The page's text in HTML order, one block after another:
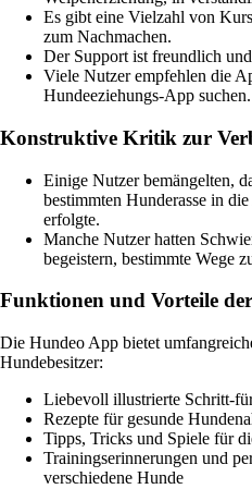
Es gibt eine Vielzahl von
zum Nachmachen.
Der Support ist freundlich
Viele Nutzer empfehlen die
Hundeeziehungs-App suchen.
Konstruktive Kritik zur
Einige Nutzer bemängelten,
bestimmten Hunderasse in
erfolgte.
Manche Nutzer hatten
begeistern, bestimmte Wege
Funktionen und Vorteile
Die Hundeo App bietet
Hundebesitzer:
Liebevoll illustrierte Schritt-
Rezepte für gesunde
Tipps, Tricks und Spiele für
Trainingserinnerungen und
verschiedene Hunde